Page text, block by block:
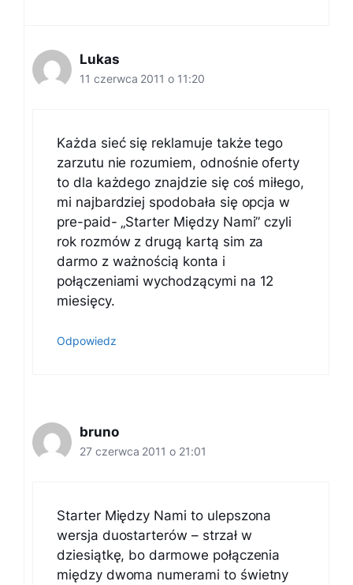
Lukas
11 czerwca 2011 o 11:20
Każda sieć się reklamuje także tego
zarzutu nie rozumiem, odnośnie oferty
to dla każdego znajdzie się coś miłego,
mi najbardziej spodobała się opcja w
pre-paid- „Starter Między Nami” czyli
rok rozmów z drugą kartą sim za
darmo z ważnością konta i
połączeniami wychodzącymi na 12
miesięcy.
Odpowiedz
bruno
27 czerwca 2011 o 21:01
Starter Między Nami to ulepszona
wersja duostarterów – strzał w
dziesiątkę, bo darmowe połączenia
między dwoma numerami to świetny